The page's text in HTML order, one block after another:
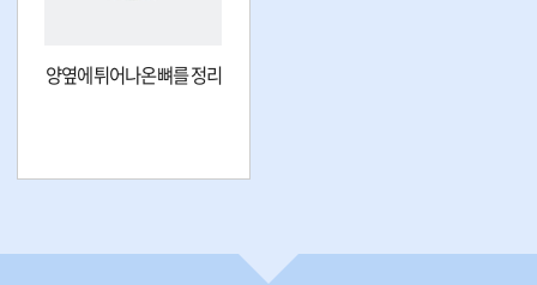
양옆에 튀어나온 뼈를 정리